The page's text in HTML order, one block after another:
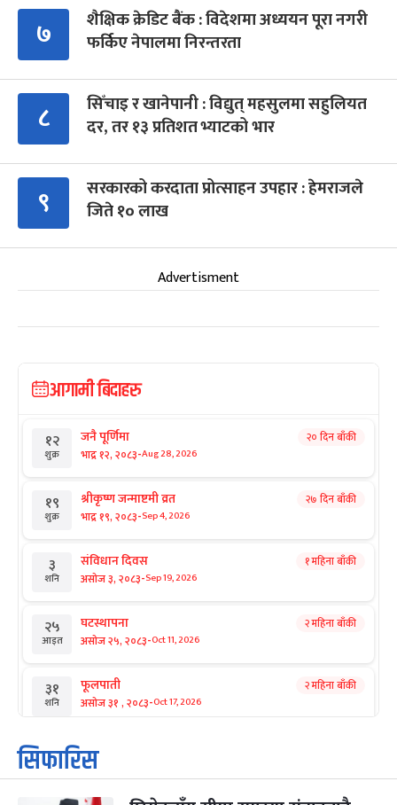
७
शैक्षिक क्रेडिट बैंक : विदेशमा अध्ययन पूरा नगरी
फर्किए नेपालमा निरन्तरता
८
सिँचाइ र खानेपानी : विद्युत् महसुलमा सहुलियत
दर, तर १३ प्रतिशत भ्याटको भार
९
सरकारको करदाता प्रोत्साहन उपहार : हेमराजले
जिते १० लाख
Advertisment
आगामी बिदाहरु
१२
शुक्र
जनै पूर्णिमा
भाद्र १२, २०८३-Aug 28, 2026
२० दिन बाँकी
१९
शुक्र
श्रीकृष्ण जन्माष्टमी व्रत
भाद्र १९, २०८३-Sep 4, 2026
२७ दिन बाँकी
३
शनि
संविधान दिवस
असोज ३, २०८३-Sep 19, 2026
१ महिना बाँकी
२५
आइत
घटस्थापना
असोज २५, २०८३-Oct 11, 2026
२ महिना बाँकी
३१
शनि
फूलपाती
असोज ३१ , २०८३-Oct 17, 2026
२ महिना बाँकी
१
आइत
कार्तिक सङ्क्रान्ति
कार्तिक १, २०८३
सिफारिस